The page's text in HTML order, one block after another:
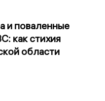
и поваленные
как стихия
области